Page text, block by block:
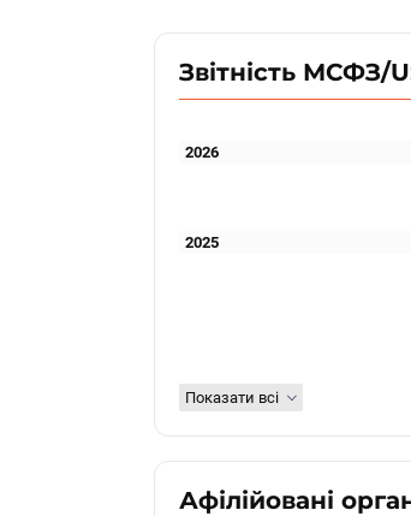
Звітність МСФЗ/
2026
2025
Показати всі
Афілійовані